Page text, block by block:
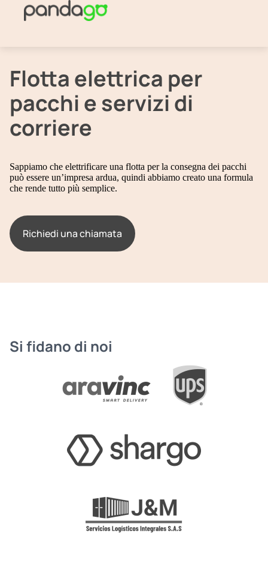
Flotta elettrica per
pacchi e servizi di
corriere
Sappiamo che elettrificare una flotta per la consegna dei pacchi
può essere un’impresa ardua, quindi abbiamo creato una formula
che rende tutto più semplice.
Richiedi una chiamata
Si fidano di noi